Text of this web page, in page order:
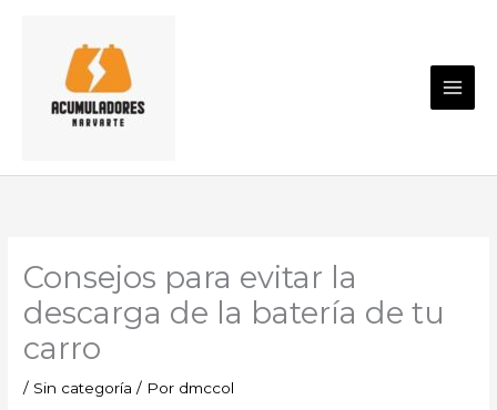
contenido
Consejos para evitar la
descarga de la batería de tu
carro
/ Sin categoría / Por dmccol